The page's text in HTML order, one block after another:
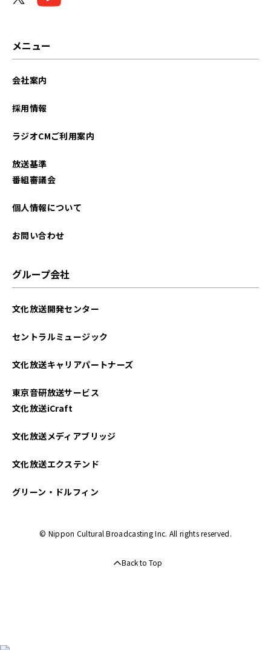
メニュー
会社案内
採用情報
ラジオCMご利用案内
放送基準
番組審議会
個人情報について
お問い合わせ
グループ会社
文化放送開発センター
セントラルミュージック
文化放送キャリアパートナーズ
東京音研放送サービス
文化放送iCraft
文化放送メディアブリッジ
文化放送エクステンド
グリーン・ドルフィン
© Nippon Cultural Broadcasting Inc. All rights reserved.
Back to Top